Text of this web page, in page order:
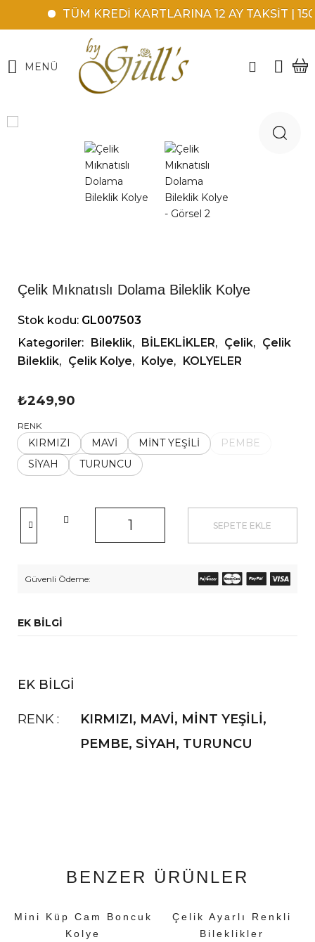
TÜM KREDİ KARTLARINA 12 AY TAKSİT |
MENÜ
Çelik Mıknatıslı Dolama Bileklik Kolye
Stok kodu: GL007503
Kategoriler: Bileklik, BİLEKLİKLER, Çelik, Çelik
Bileklik, Çelik Kolye, Kolye, KOLYELER
₺249,90
RENK
KIRMIZI MAVİ MİNT YEŞİLİ
PEMBE
SİYAH
TURUNCU
SEPETE EKLE
Güvenli Ödeme:
EK BILGI
EK BILGI
RENK KIRMIZI, MAVİ, MİNT YEŞİLİ,
PEMBE, SİYAH, TURUNCU
BENZER ÜRÜNLER
Mini Küp Cam Boncuk
Kolye
Çelik Ayarlı Renkli
Bileklikler